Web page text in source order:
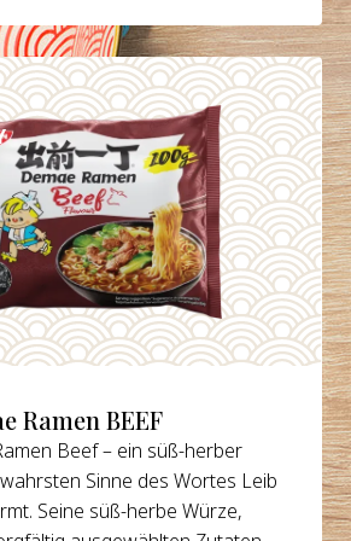
Ramen BEEF
Beef – ein süß-herber
Sinne des Wortes Leib
Seine süß-herbe Würze,